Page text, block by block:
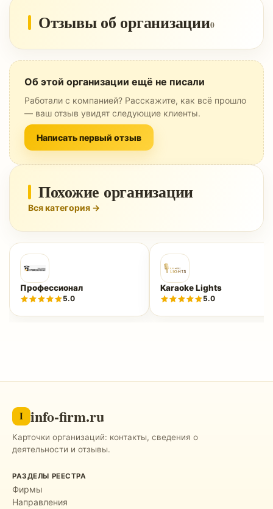
Отзывы об организации0
Об этой организации ещё не писали
Работали с компанией? Расскажите, как всё прошло
— ваш отзыв увидят следующие клиенты.
Написать первый отзыв
Похожие организации
Вся категория →
Профессионал
5.0
Karaoke Lights
5.0
I info-firm.ru
Карточки организаций: контакты, сведения о
деятельности и отзывы.
РАЗДЕЛЫ РЕЕСТРА
Фирмы
Направления